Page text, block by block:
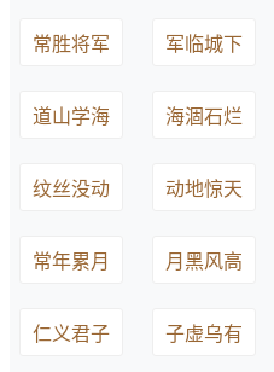
常胜将军 军临城下
道山学海 海涸石烂
纹丝没动 动地惊天
常年累月 月黑风高
仁义君子 子虚乌有